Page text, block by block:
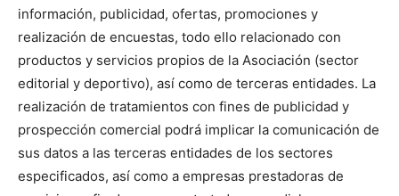
información, publicidad, ofertas, promociones y
realización de encuestas, todo ello relacionado con
productos y servicios propios de la Asociación (sector
editorial y deportivo), así como de terceras entidades. La
realización de tratamientos con fines de publicidad y
prospección comercial podrá implicar la comunicación de
sus datos a las terceras entidades de los sectores
especificados, así como a empresas prestadoras de